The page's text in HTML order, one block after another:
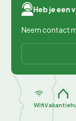
Heb je een
Neem contact
Wifi